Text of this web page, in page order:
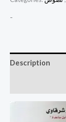
-
Description